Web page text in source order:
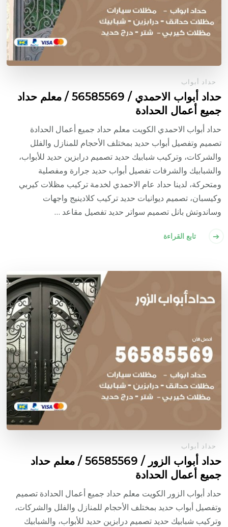
حداد أبواب
حداد أبواب الاحمدي / 56585569 / معلم حداد
جميع أعمال الحدادة
حداد أبواب الاحمدي الكويت معلم حداد جميع أعمال الحدادة
تصميم وتفصيل أبواب حديد بمختلف الأحجام للمنازل والفلل
والشركات، وتركيب شبابيك حديد تصميم درابزين حديد للأبواب،
والشبابيك والشرفات تفصيل أبواب حديد جرارة ومفصلية
ومتحركة، لدينا حداد عام الاحمدي لخدمة تركيب مظلات كيربي
وكيسبان، تصميم ديوانيات حديد تركيب كلادينيج واجهات
وساندوتش بانل تصميم سواتر حديد تفصيل مقاعد …
تابع القراءة
حداد أبواب
حداد أبواب الزور / 56585569 / معلم حداد
جميع أعمال الحدادة
حداد أبواب الزور الكويت معلم حداد جميع أعمال الحدادة تصميم
وتفصيل أبواب حديد بمختلف الأحجام للمنازل والفلل والشركات،
وتركيب شبابيك حديد تصميم درابزين حديد للأبواب، والشبابيك